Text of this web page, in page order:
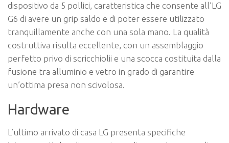
dispositivo da 5 pollici, caratteristica che consente all’LG
G6 di avere un grip saldo e di poter essere utilizzato
tranquillamente anche con una sola mano. La qualità
costruttiva risulta eccellente, con un assemblaggio
perfetto privo di scricchiolii e una scocca costituita dalla
fusione tra alluminio e vetro in grado di garantire
un’ottima presa non scivolosa.
Hardware
L’ultimo arrivato di casa LG presenta specifiche